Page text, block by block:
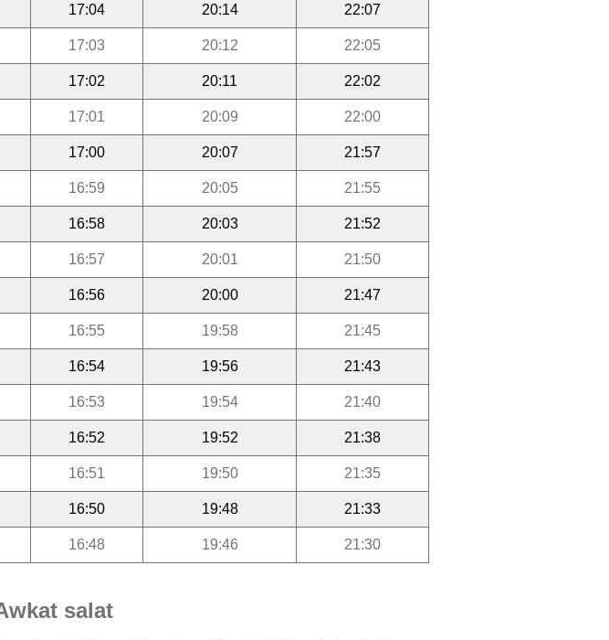
17:04 20:14 22:07
17:03 20:12 22:05
17:02 20:11 22:02
17:01 20:09 22:00
17:00 20:07 21:57
16:59 20:05 21:55
16:58 20:03 21:52
16:57 20:01 21:50
16:56 20:00 21:47
16:55 19:58 21:45
16:54 19:56 21:43
16:53 19:54 21:40
16:52 19:52 21:38
16:51 19:50 21:35
16:50 19:48 21:33
16:48 19:46 21:30
salat